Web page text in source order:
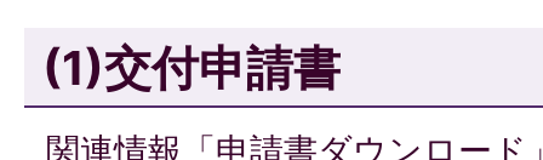
(1)交付申請書
関連情報「申請書ダウンロー